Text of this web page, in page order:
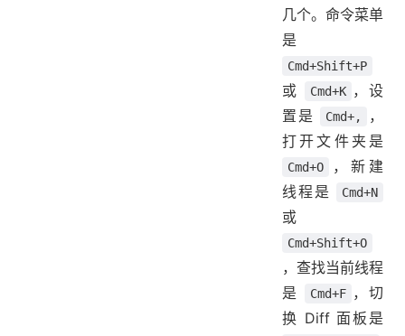
几个。命令菜单
是
Cmd+Shift+P
或 Cmd+K ，设
置是
Cmd+,
，
打开文件夹是
Cmd+O
，新建
线程是
Cmd+N
或
Cmd+Shift+O
，查找当前线程
是
Cmd+F ，切
换 Diff 面板是